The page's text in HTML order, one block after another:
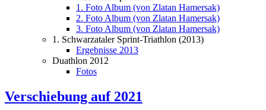
1. Foto Album (von Zlatan Hamersak)
2. Foto Album (von Zlatan Hamersak)
3. Foto Album (von Zlatan Hamersak)
1. Schwarzataler Sprint-Triathlon (2013)
Ergebnisse 2013
Duathlon 2012
Fotos
Verschiebung auf 2021